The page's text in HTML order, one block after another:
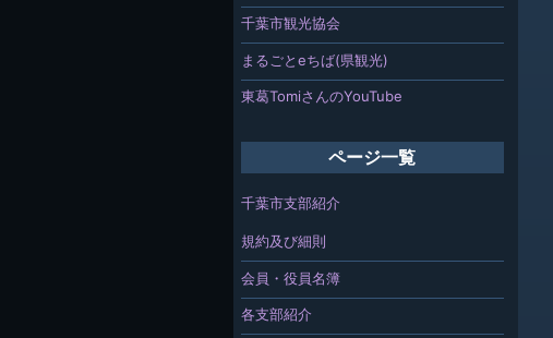
千葉市観光協会
まるごとeちば(県観光)
東葛TomiさんのYouTube
ページ一覧
千葉市支部紹介
規約及び細則
会員・役員名簿
各支部紹介